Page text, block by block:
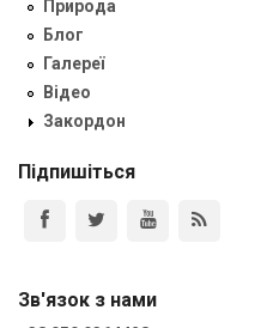
Природа
Блог
Галереї
Відео
Закордон
Підпишіться
Зв'язок з нами